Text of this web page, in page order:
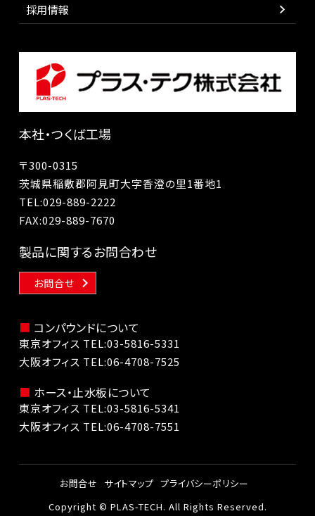
採用情報
本社・つくば工場
〒300-0315
茨城県稲敷郡阿見町大字香澄の里1番地1
TEL:029-889-2222
FAX:029-889-7670
製品に関するお問合わせ
お問合せ
コンパウンドについて
東京オフィス TEL:03-5816-5331
大阪オフィス TEL:06-4708-7525
ホース・止水板について
東京オフィス TEL:03-5816-5341
大阪オフィス TEL:06-4708-7551
お問合せ サイトマップ プライバシーポリシー
Copyright © PLAS-TECH. All Rights Reserved.